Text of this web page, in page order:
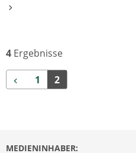
4 Ergebnisse
Zurück
1 2
MEDIENINHABER: